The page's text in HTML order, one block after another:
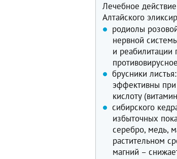
Лечебное
Алтайского
родиолы
нервной
и
брусники
эффективны
кислоту
сибирского
избыточных
серебро, медь,
растительном
магний –